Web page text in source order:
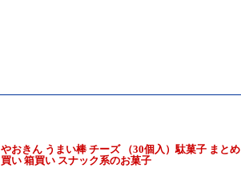
やおきん うまい棒 チーズ （30個入）駄菓子 まとめ
買い 箱買い スナック系のお菓子